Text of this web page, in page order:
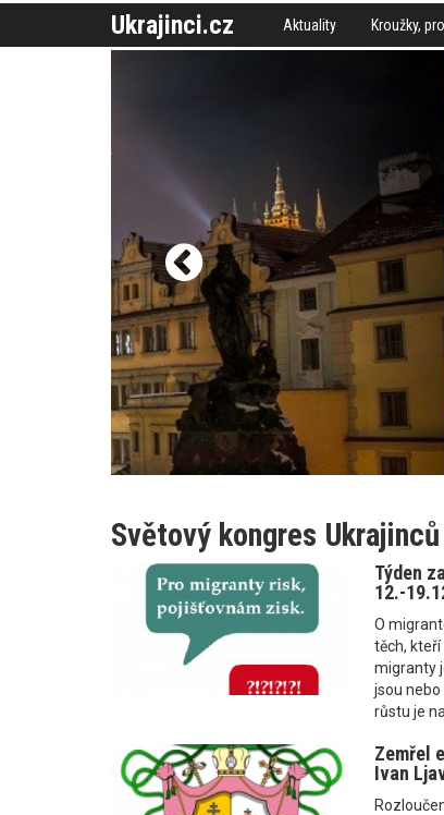
Ukrajinci.cz Aktuality Kroužky,
Světový kongres Ukrajinců
Týden
12.-
O
těch, kteří
migranty
jsou
růstu je
Zemřel
Ivan